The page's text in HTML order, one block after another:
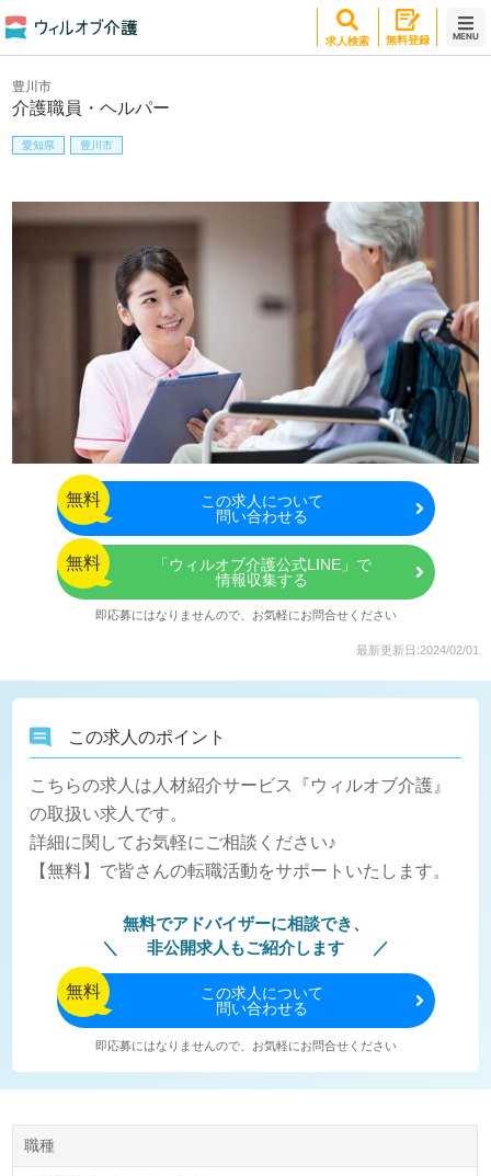
求人検索 無料登録 MENU
介護職員・ヘルパー
豊川市
愛知県 豊川市
無料 この求人について
問い合わせる
無料
「ウィルオブ介護公式LINE」で
情報収集する
即応募にはなりませんので、お気軽にお問合せください
最新更新日:2024/02/01
この求人のポイント
こちらの求人は人材紹介サービス『ウィルオブ介護』
の取扱い求人です。
詳細に関してお気軽にご相談ください♪
【無料】で皆さんの転職活動をサポートいたします。
無料でアドバイザーに相談でき、
非公開求人もご紹介します
無料 この求人について
問い合わせる
即応募にはなりませんので、お気軽にお問合せください
職種